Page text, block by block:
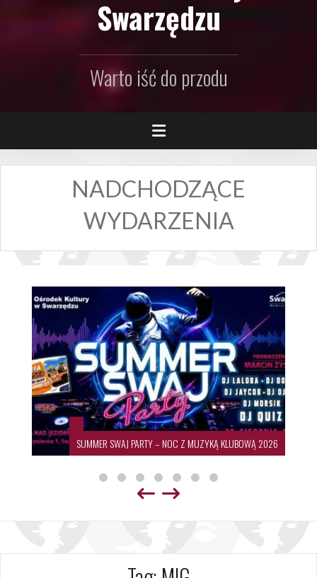
Swarzędzu
Warto iść do przodu
NADCHODZĄCE
WYDARZENIA
SUMMER SWAJ PARTY – NOC Z MUZYKĄ KLUBOWĄ 2026